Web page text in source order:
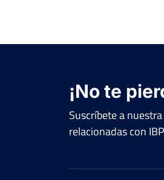
¡No te
Suscríbete a
relacionadas con